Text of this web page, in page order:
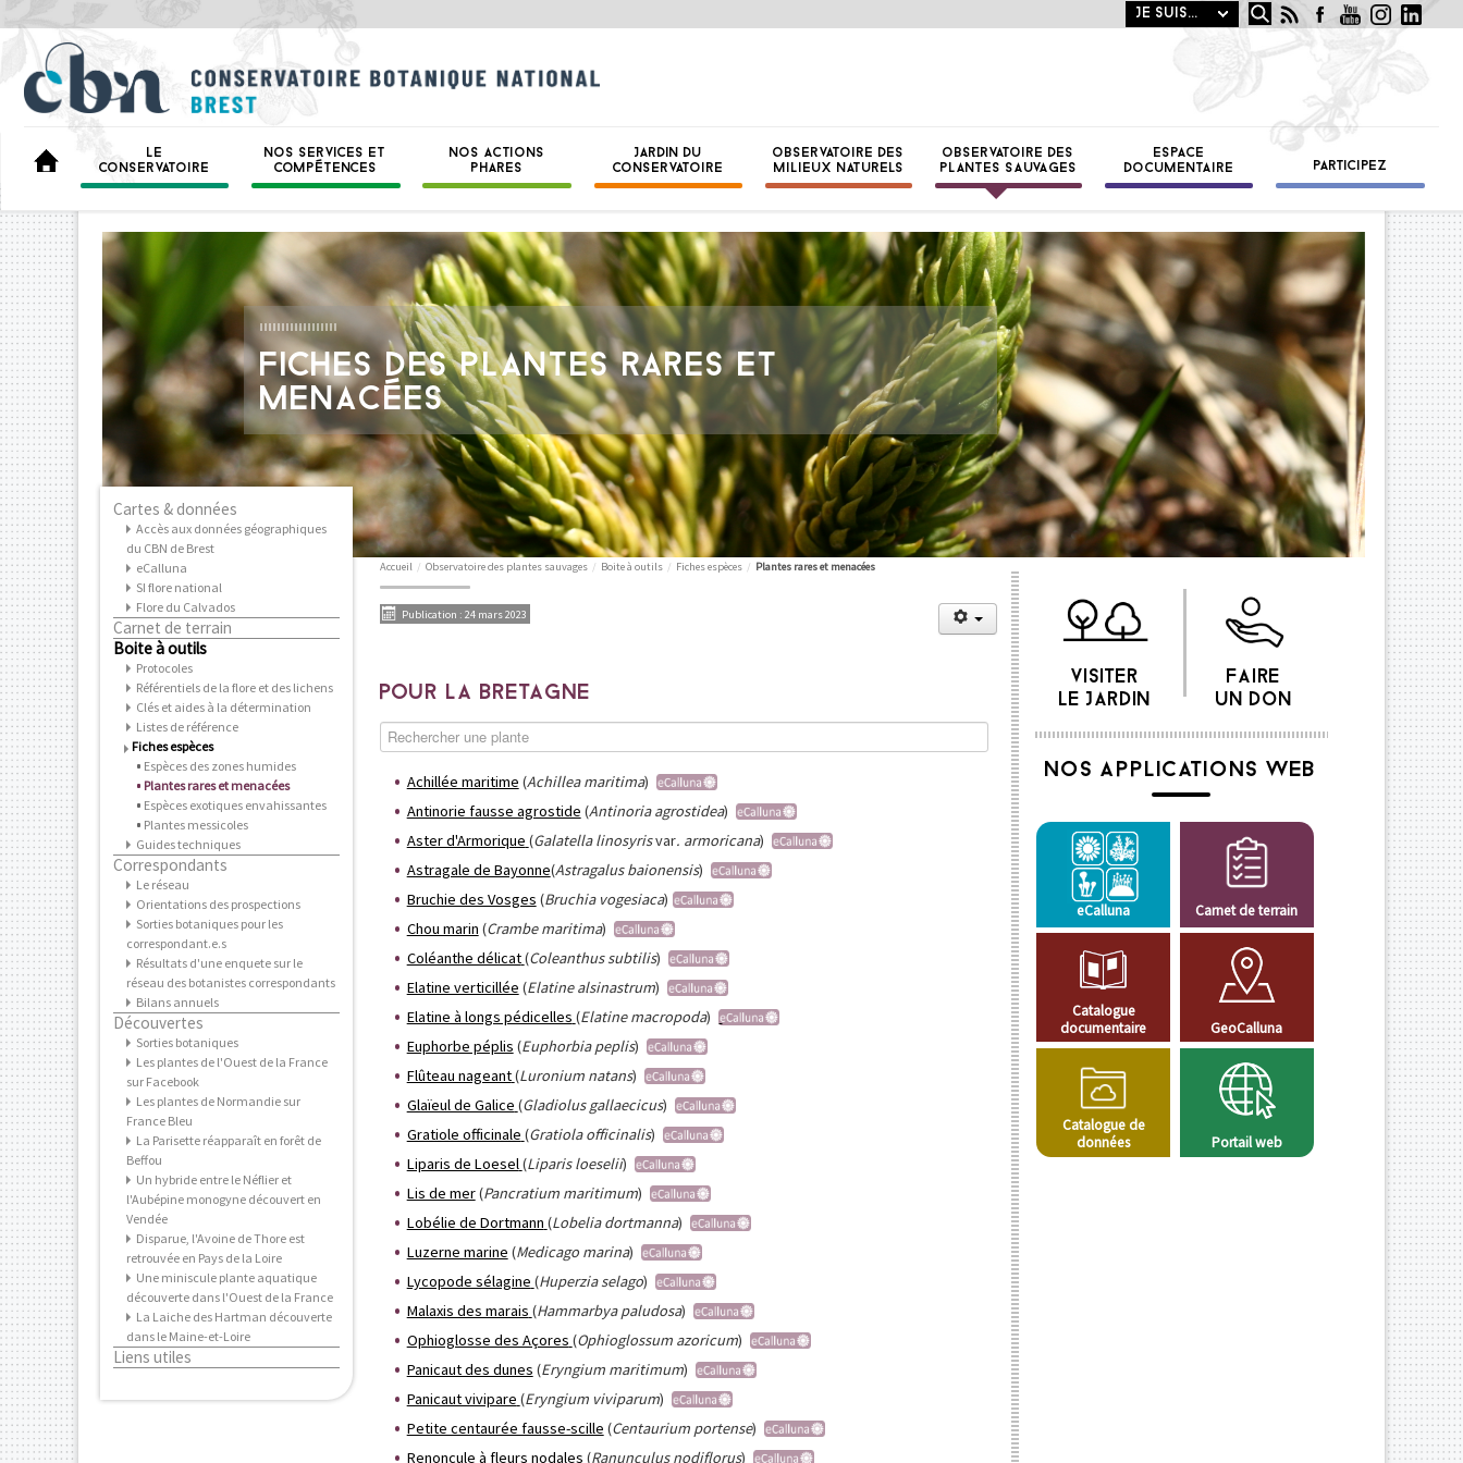
Rechercher
LE
CONSERVATOIRE
NOS SERVICES ET
COMPÉTENCES
NOS ACTIONS
PHARES
JARDIN DU
CONSERVATOIRE
OBSERVATOIRE DES
MILIEUX NATURELS
OBSERVATOIRE DES
PLANTES SAUVAGES
ESPACE
DOCUMENTAIRE
PARTICIPEZ
Cartes & données
Accès aux données géographiques
du CBN de Brest
eCalluna
SI flore national
Flore du Calvados
Carnet de terrain
Boite à outils
Protocoles
Référentiels de la flore et des lichens
Clés et aides à la détermination
Listes de référence
Fiches espèces
Espèces des zones humides
Plantes rares et menacées
Espèces exotiques envahissantes
Plantes messicoles
Guides techniques
Correspondants
Le réseau
Orientations des prospections
Sorties botaniques pour les
correspondant.e.s
Résultats d'une enquete sur le
réseau des botanistes correspondants
Bilans annuels
Découvertes
Sorties botaniques
Les plantes de l'Ouest de la France
sur Facebook
Les plantes de Normandie sur
France Bleu
La Parisette réapparaît en forêt de
Beffou
Un hybride entre le Néflier et
l'Aubépine monogyne découvert en
Vendée
Disparue, l'Avoine de Thore est
retrouvée en Pays de la Loire
Une miniscule plante aquatique
découverte dans l'Ouest de la France
La Laiche des Hartman découverte
dans le Maine-et-Loire
Liens utiles
Accueil / Observatoire des plantes sauvages / Boite à outils / Fiches espèces / Plantes rares et menacées
FICHES DES PLANTES RARES ET
MENACÉES
Publication : 24 mars 2023
POUR LA BRETAGNE
Achillée maritime (Achillea maritima)
Antinorie fausse agrostide (Antinoria agrostidea)
Aster d'Armorique (Galatella linosyrisvar. armoricana)
Astragale de Bayonne(Astragalus baionensis)
Bruchie des Vosges (Bruchia vogesiaca)
Chou marin (Crambe maritima)
Coléanthe délicat(Coleanthus subtilis)
Elatine verticillée (Elatine alsinastrum)
Elatine à longs pédicelles (Elatine macropoda)
Euphorbe péplis (Euphorbia peplis)
Flûteau nageant(Luronium natans)
Glaïeul de Galice (Gladiolus gallaecicus)
Gratiole officinale (Gratiola officinalis)
Liparis de Loesel(Liparis loeselii)
Lis de mer(Pancratium maritimum)
Lobélie de Dortmann (Lobelia dortmanna)
Luzerne marine (Medicago marina)
Lycopode sélagine (Huperzia selago)
Malaxis des marais (Hammarbya paludosa)
Ophioglosse des Açores (Ophioglossum azoricum)
Panicaut des dunes (Eryngium maritimum)
Panicaut vivipare (Eryngium viviparum)
Petite centaurée fausse-scille (Centaurium portense)
Renoncule à fleurs nodales (Ranunculus nodiflorus)
VISITER
LE JARDIN
FAIRE
UN DON
NOS APPLICATIONS WEB
eCalluna Carnet de terrain
Catalogue
documentaire
GeoCalluna
Catalogue de
données
Portail web